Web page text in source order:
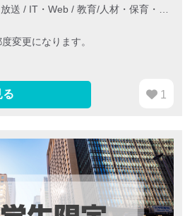
送 / IT・Web /教育/人材・保育・医療/介護/福祉
変更になります。
る 1